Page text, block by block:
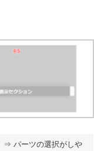
⇒ パーツの選択がしや